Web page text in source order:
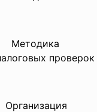
проверок